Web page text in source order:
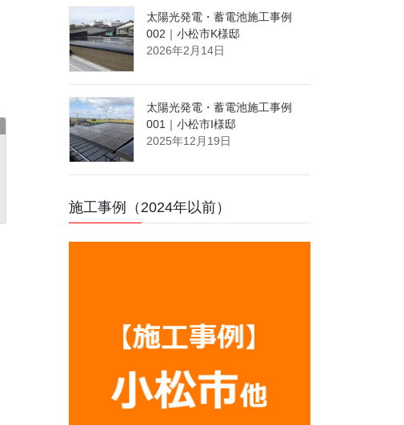
太陽光発電・蓄電池施工事例
002｜小松市K様邸
2026年2月14日
太陽光発電・蓄電池施工事例
001｜小松市I様邸
2025年12月19日
施工事例（2024年以前）